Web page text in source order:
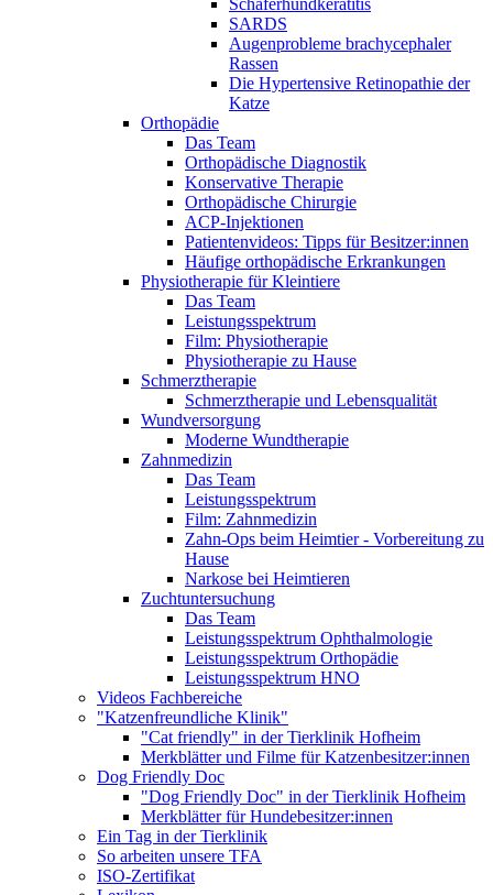
Schäferhundkeratitis
SARDS
Augenprobleme brachycephaler
Rassen
Die Hypertensive Retinopathie der
Katze
Orthopädie
Das Team
Orthopädische Diagnostik
Konservative Therapie
Orthopädische Chirurgie
ACP-Injektionen
Patientenvideos: Tipps für Besitzer:innen
Häufige orthopädische Erkrankungen
Physiotherapie für Kleintiere
Das Team
Leistungsspektrum
Film: Physiotherapie
Physiotherapie zu Hause
Schmerztherapie
Schmerztherapie und Lebensqualität
Wundversorgung
Moderne Wundtherapie
Zahnmedizin
Das Team
Leistungsspektrum
Film: Zahnmedizin
Zahn-Ops beim Heimtier - Vorbereitung zu
Hause
Narkose bei Heimtieren
Zuchtuntersuchung
Das Team
Leistungsspektrum Ophthalmologie
Leistungsspektrum Orthopädie
Leistungsspektrum HNO
Videos Fachbereiche
"Katzenfreundliche Klinik"
"Cat friendly" in der Tierklinik Hofheim
Merkblätter und Filme für Katzenbesitzer:innen
Dog Friendly Doc
"Dog Friendly Doc" in der Tierklinik Hofheim
Merkblätter für Hundebesitzer:innen
Ein Tag in der Tierklinik
So arbeiten unsere TFA
ISO-Zertifikat